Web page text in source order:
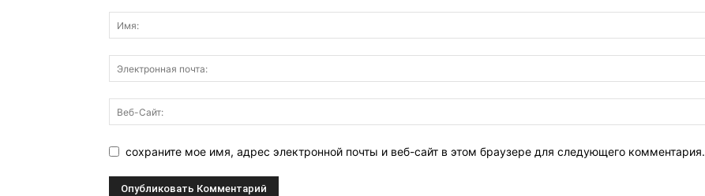
сохраните мое имя, адрес электронной почты и веб-сайт в этом браузере для следующего комментария.